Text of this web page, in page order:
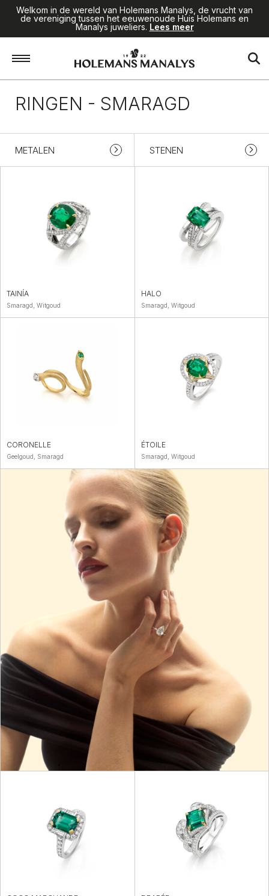
Welkom in de wereld van Holemans Manalys, de vrucht van
de vereniging tussen het eeuwenoude Huis Holemans en
Manalys juweliers. Lees meer
Juwelen / Ringen Smaragd
RINGEN - SMARAGD
METALEN STENEN
TAINÍA
Smaragd, Witgoud
HALO
Smaragd, Witgoud
CORONELLE
Geelgoud, Smaragd
ÉTOILE
Smaragd, Witgoud